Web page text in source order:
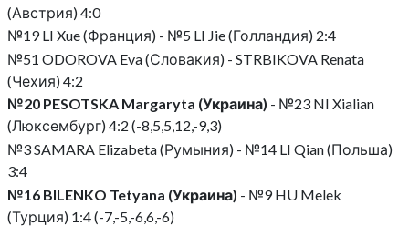
(Австрия) 4:0
№19 LI Xue (Франция) - №5 LI Jie (Голландия) 2:4
№51 ODOROVA Eva (Словакия) - STRBIKOVA Renata
(Чехия) 4:2
№20 PESOTSKA Margaryta (Украина) - №23 NI Xialian
(Люксембург) 4:2 (-8,5,5,12,-9,3)
№3 SAMARA Elizabeta (Румыния) - №14 LI Qian (Польша)
3:4
№16 BILENKO Tetyana (Украина) - №9 HU Melek
(Турция) 1:4 (-7,-5,-6,6,-6)